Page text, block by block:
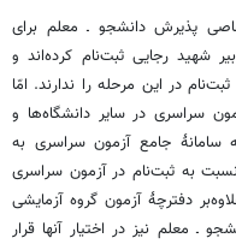
پذیرش دانشجو ـ معلم برای
شهید رجایی ثبت‌نام کرده‌اند و
در این مرحله را ندارند. امّا
سراسری در سایر دانشگاه‌ها و
سامانۀ جامع آزمون سراسری به
به ثبت‌نام در آزمون سراسری
دفترچۀ آزمون گروه آزمایشی
ـ معلم نیز در اختیار آنها قرار